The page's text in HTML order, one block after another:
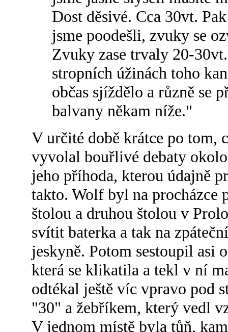
Dost děsivé. Cca 30vt.
jsme poodešli, zvuky se
Zvuky zase trvaly 20-
stropních úžinách toho
občas sjíždělo a různě se
balvany někam níže."
V určité době krátce po tom,
vyvolal bouřlivé debaty
jeho příhoda, kterou údajně
takto. Wolf byl na procházce
štolou a druhou štolou v
svítit baterka a tak na
jeskyně. Potom sestoupil asi
která se klikatila a tekl v ní
odtékal ještě víc vpravo pod
"30" a žebříkem, který vedl
V jednom místě byla tůň,